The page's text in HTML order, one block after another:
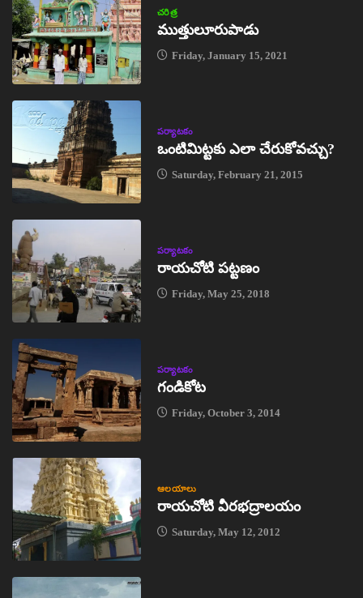
చరిత్ర
ముత్తులూరుపాడు
Friday, January 15, 2021
పర్యాటకం
ఒంటిమిట్టకు ఎలా చేరుకోవచ్చు?
Saturday, February 21, 2015
పర్యాటకం
రాయచోటి పట్టణం
Friday, May 25, 2018
పర్యాటకం
గండికోట
Friday, October 3, 2014
ఆలయాలు
రాయచోటి వీరభద్రాలయం
Saturday, May 12, 2012